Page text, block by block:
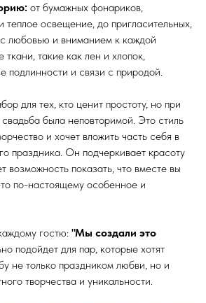
от бумажных фонариков,
освещение, до пригласительных,
любовью и вниманием к каждой
такие как лен и хлопок,
подлинности и связи с природой.
для тех, кто ценит простоту, но при
свадьба была неповторимой. Это стиль
и хочет вложить часть себя в
праздника. Он подчеркивает красоту
возможность показать, что вместе вы
по-настоящему особенное и
гостю: "Мы создали это
подойдет для пар, которые хотят
не только праздником любви, но и
творчества и уникальности.